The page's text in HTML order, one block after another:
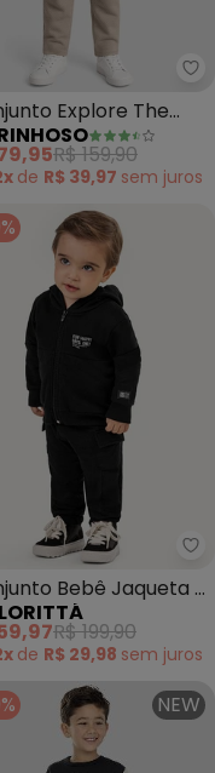
- Conjunto
Explore The
Frontiers
R$ 159,90
de R$ 39,97 sem juros
- Conjunto
Bebê Jaqueta e
Moletom (Preto)
R$ 199,90
de R$ 29,98 sem juros
NEW